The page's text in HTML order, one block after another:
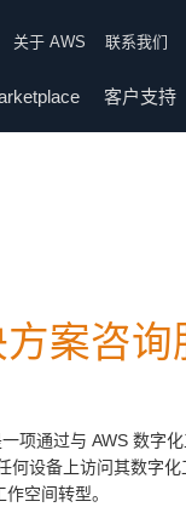
关于 AWS 联系我们
客户支持
案咨
项通过与 AWS 数字
何设备上访问其数字
空间转型。